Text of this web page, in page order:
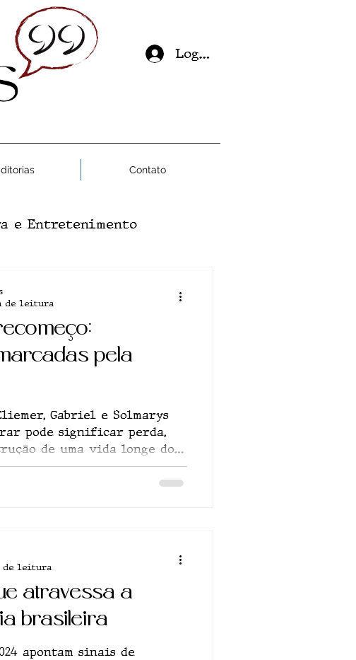
Contato
Log In
e Entretenimento
Reportagem
Esporte Crônica
pela
Gabriel e Solmarys
pode significar perda,
de uma vida longe do
de leitura
atravessa a
brasileira
apontam sinais de
de leitura